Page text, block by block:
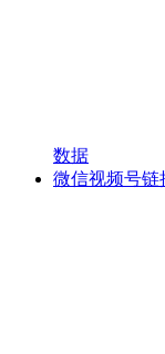
数据
微信视频号链